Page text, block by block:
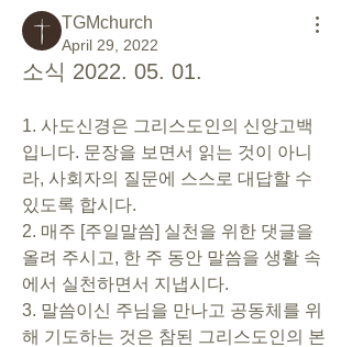
TGMchurch
April 29, 2022
소식 2022. 05. 01.
1. 사도신경은 그리스도인의 신앙고백
입니다. 문장을 보면서 읽는 것이 아니
라, 사회자의 질문에 스스로 대답할 수
있도록 합시다.
2. 매주 [주일말씀] 실천을 위한 댓글을
올려 주시고, 한 주 동안 말씀을 생활 속
에서 실천하면서 지냅시다.
3. 말씀이신 주님을 만나고 공동체를 위
해 기도하는 것은 참된 그리스도인의 본